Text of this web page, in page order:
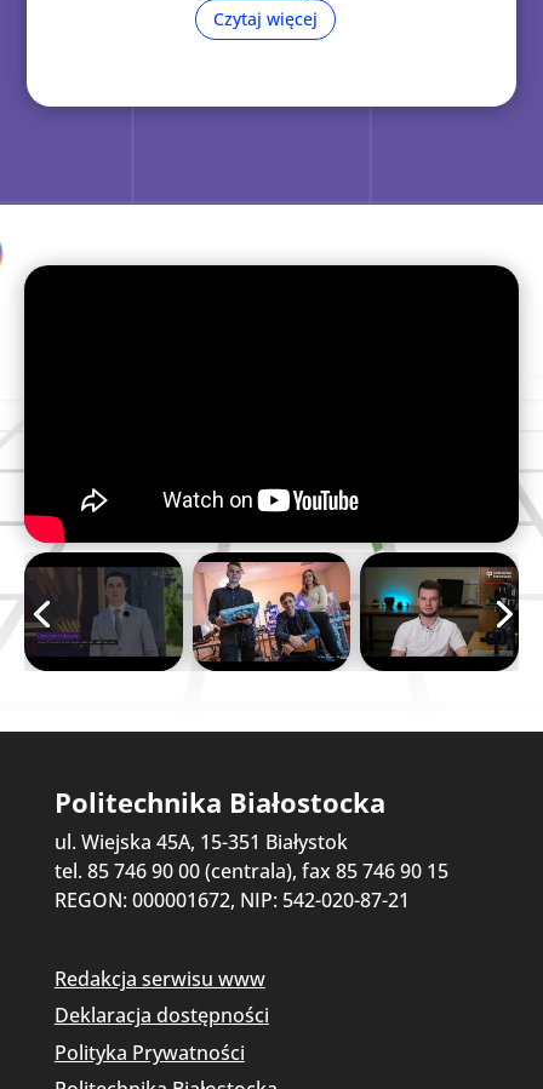
Czytaj więcej
Politechnika Białostocka
ul. Wiejska 45A, 15-351 Białystok
tel. 85 746 90 00 (centrala), fax 85 746 90 15
REGON: 000001672, NIP: 542-020-87-21
Redakcja serwisu www
Deklaracja dostępności
Polityka Prywatności